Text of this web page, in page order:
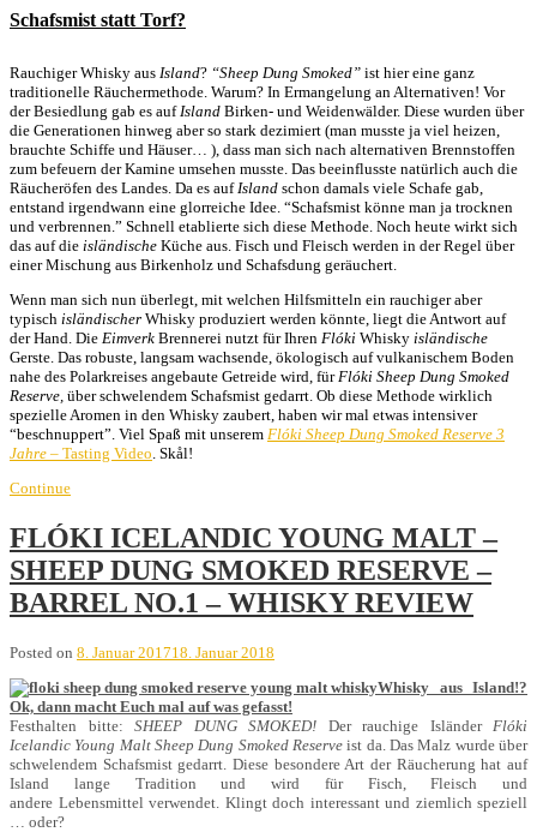
Schafsmist statt Torf?
Rauchiger Whisky aus Island? “Sheep Dung Smoked” ist hier eine ganz
traditionelle Räuchermethode. Warum? In Ermangelung an Alternativen! Vor
der Besiedlung gab es aufIsland Birken- und Weidenwälder. Diese wurden über
die Generationen hinweg aber so stark dezimiert (man musste ja viel heizen,
brauchte Schiffe und Häuser… ), dass man sich nach alternativen Brennstoffen
zum befeuern der Kamine umsehen musste. Das beeinflusste natürlich auch die
Räucheröfen des Landes. Da es aufIsland schon damals viele Schafe gab,
entstand irgendwann eine glorreiche Idee. “Schafsmist könne man ja trocknen
und verbrennen.” Schnell etablierte sich diese Methode. Noch heute wirkt sich
das auf die isländische Küche aus. Fisch und Fleisch werden in der Regel über
einer Mischung aus Birkenholz und Schafsdung geräuchert.
Wenn man sich nun überlegt, mit welchen Hilfsmitteln ein rauchiger aber
typisch isländischer Whisky produziert werden könnte, liegt die Antwort auf
der Hand. Die Eimverk Brennerei nutzt für Ihren Flóki Whisky isländische
Gerste. Das robuste, langsam wachsende, ökologisch auf vulkanischem Boden
nahe des Polarkreises angebaute Getreide wird, fürFlóki Sheep Dung Smoked
Reserve, über schwelendem Schafsmist gedarrt. Ob diese Methode wirklich
spezielle Aromen in den Whisky zaubert, haben wir mal etwas intensiver
“beschnuppert”. Viel Spaß mit unserem Flóki Sheep Dung Smoked Reserve 3
Jahre – Tasting Video. Skål!
Continue
FLÓKI ICELANDIC YOUNG MALT –
SHEEP DUNG SMOKED RESERVE –
BARREL NO.1 – WHISKY REVIEW
Posted on 8. Januar 201718. Januar 2018
Whisky aus Island!?
Ok, dann macht Euch mal auf was gefasst!
Festhalten bitte: SHEEP DUNG SMOKED! Der rauchige Isländer Flóki
Icelandic Young Malt Sheep Dung Smoked Reserve ist da. Das Malz wurde über
schwelendem Schafsmist gedarrt. Diese besondere Art der Räucherung hat auf
Island lange Tradition und wird für Fisch, Fleisch und
andere Lebensmittel verwendet. Klingt doch interessant und ziemlich speziell
… oder?